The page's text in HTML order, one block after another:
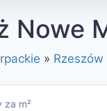
Nowe
» Rzeszów
za m²